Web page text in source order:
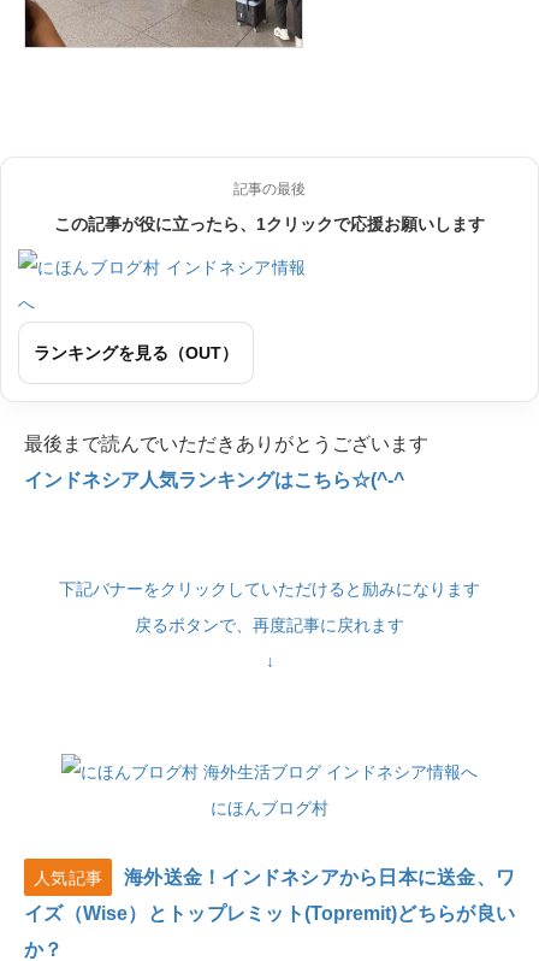
記事の最後
この記事が役に立ったら、1クリックで応援お願いします
ランキングを見る（OUT）
最後まで読んでいただきありがとうございます
インドネシア人気ランキングはこちら☆(^-^
下記バナーをクリックしていただけると励みになります
戻るボタンで、再度記事に戻れます
↓
にほんブログ村
人気記事
海外送金！インドネシアから日本に送金、ワ
イズ（Wise）とトップレミット(Topremit)どちらが良い
か？